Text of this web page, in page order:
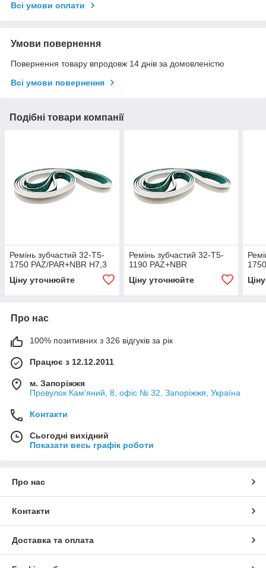
Всі умови оплати
Умови повернення
Повернення товару впродовж 14 днів за домовленістю
Всі умови повернення
Подібні товари компанії
Ремінь зубчастий 32-T5-
1750 PAZ/PAR+NBR H7,3
Ціну уточнюйте
Ремінь зубчастий 32-T5-
1190 PAZ+NBR
Ціну уточнюйте
Про нас
100% позитивних з 326 відгуків за рік
Працює з 12.12.2011
м. Запоріжжя
Провулок Кам'яний, 8, офіс № 32, Запоріжжя, Україна
Контакти
Сьогодні вихідний
Показати весь графік роботи
Про нас
Контакти
Доставка та оплата